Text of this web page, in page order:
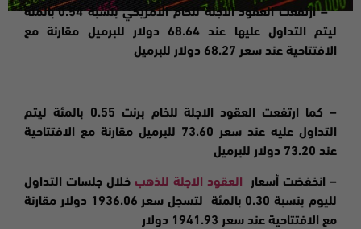
–ارتفعت
العقود الاجلة للخام الامريكي بنسبة 0.54 بالمئة
ليتم التداول عليها عند 68.64 دولار للبرميل مقارنة مع
الافتتاحية عند سعر 68.27 دولار للبرميل
– كما ارتفعت العقود الاجلة للخام برنت 0.55 بالمئة ليتم
التداول عليه عند سعر 73.60 للبرميل مقارنة مع الافتتاحية
عند 73.20 دولار للبرميل
– انخفضت أسعار العقود الاجلة للذهب خلال جلسات التداول
لليوم بنسبة 0.30 بالمئة لتسجل سعر 1936.06 دولار مقارنة
مع الافتتاحية عند سعر 1941.93 دولا
ر